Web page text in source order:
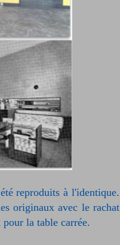
reproduits à l'identique.
originaux avec le rachat
pour la table carrée.